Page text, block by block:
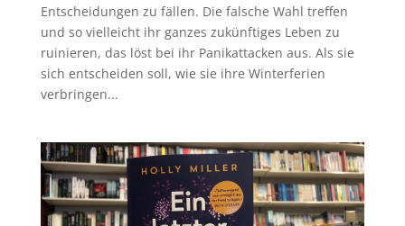
Entscheidungen zu fällen. Die falsche Wahl treffen
und so vielleicht ihr ganzes zukünftiges Leben zu
ruinieren, das löst bei ihr Panikattacken aus. Als sie
sich entscheiden soll, wie sie ihre Winterferien
verbringen...